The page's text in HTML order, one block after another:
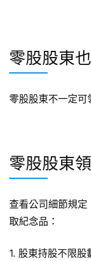
零股股東
零股股東不一定可
零股股東
查看公司細節規
取紀念品：
1. 股東持股不限